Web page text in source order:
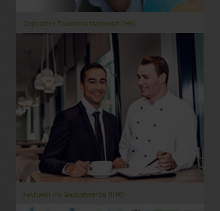
Geprüfter Tourismusfachwirt (IHK)
Fachwirt im Gastgewerbe (IHK)